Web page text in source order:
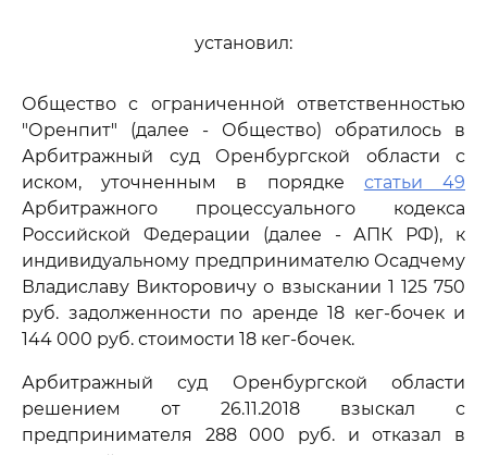
установил:
Общество с ограниченной ответственностью
"Оренпит" (далее - Общество) обратилось в
Арбитражный суд Оренбургской области с
иском, уточненным в порядке статьи 49
Арбитражного процессуального кодекса
Российской Федерации (далее - АПК РФ), к
индивидуальному предпринимателю Осадчему
Владиславу Викторовичу о взыскании 1 125 750
руб. задолженности по аренде 18 кег-бочек и
144 000 руб. стоимости 18 кег-бочек.
Арбитражный суд Оренбургской области
решением от 26.11.2018 взыскал с
предпринимателя 288 000 руб. и отказал в